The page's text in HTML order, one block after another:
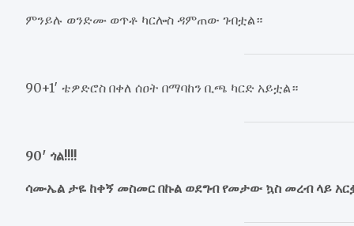
ምንይሉ ወንድሙ ወጥቶ ካርሎስ ዳምጠው ገብቷል።
90+1′ ቴዎድሮስ በቀለ ሰዐት በማባከን ቢጫ ካርድ አይቷል።
90′ ጎል!!!!
ሳሙኤል ታዬ ከቀኝ መስመር በኩል ወደግብ የመታው ኳስ መረብ ላይ